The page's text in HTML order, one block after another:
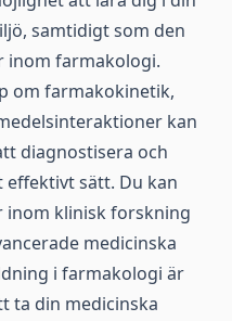
samtidigt som den
inom farmakologi.
om farmakokinetik,
kan
diagnostisera och
sätt. Du kan
inom klinisk forskning
medicinska
i farmakologi är
ta din medicinska